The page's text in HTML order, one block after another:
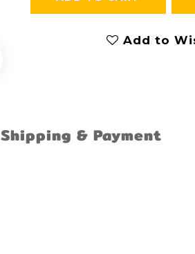
Add to
Shipping & Payment